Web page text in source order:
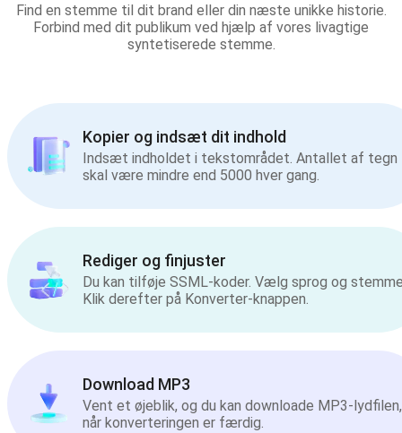
Find en stemme til dit brand eller din næste unikke historie.
Forbind med dit publikum ved hjælp af vores livagtige
syntetiserede stemme.
Kopier og indsæt dit indhold
Indsæt indholdet i tekstområdet. Antallet af tegn
skal være mindre end 5000 hver gang.
Rediger og finjuster
Du kan tilføje SSML-koder. Vælg sprog og
Klik derefter på Konverter-knappen.
Download MP3
Vent et øjeblik, og du kan downloade MP3-lydfilen,
når konverteringen er færdig.